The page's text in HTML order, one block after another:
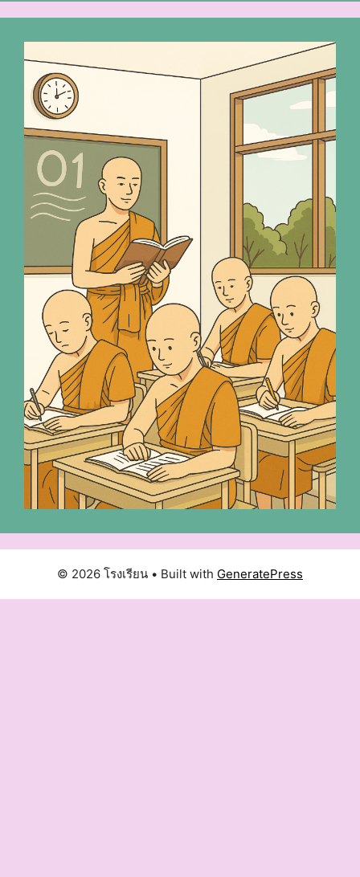
© 2026 โรงเรียน • Built with GeneratePress